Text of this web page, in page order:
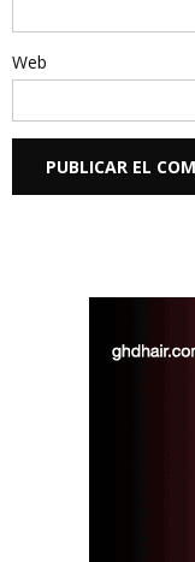
Web